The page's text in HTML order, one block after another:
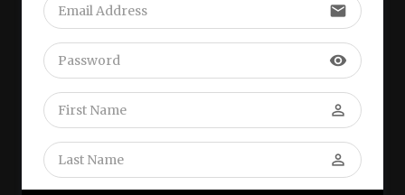
email
visibility
perm_identity
perm_identity